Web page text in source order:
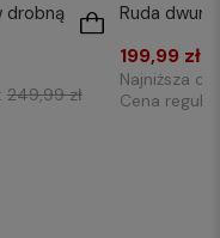
drobną
249,99 zł
Ruda
199,99 zł
Najniższa
Cena